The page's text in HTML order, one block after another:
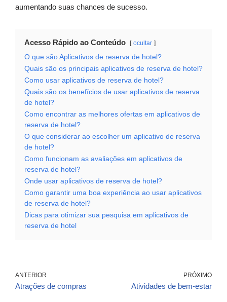
aumentando suas chances de sucesso.
Acesso Rápido ao Conteúdo ocultar
O que são Aplicativos de reserva de hotel?
Quais são os principais aplicativos de reserva de hotel?
Como usar aplicativos de reserva de hotel?
Quais são os benefícios de usar aplicativos de reserva
de hotel?
Como encontrar as melhores ofertas em aplicativos de
reserva de hotel?
O que considerar ao escolher um aplicativo de reserva
de hotel?
Como funcionam as avaliações em aplicativos de
reserva de hotel?
Onde usar aplicativos de reserva de hotel?
Como garantir uma boa experiência ao usar aplicativos
de reserva de hotel?
Dicas para otimizar sua pesquisa em aplicativos de
reserva de hotel
ANTERIOR
Atrações de compras
PRÓXIMO
Atividades de bem-estar